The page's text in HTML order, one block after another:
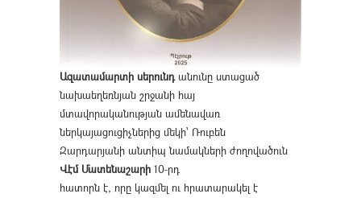
Ազատամարտի սերունդանունը ստացած
նախաեղեռնյան շրջանի հայ
մտավորականության ամենավառ
ներկայացուցիչներից մեկի՝ Ռուբեն
Զարդարյանի անտիպ նամակների ժողովածուն
Վէմ Մատենաշարի 10-րդ
հատորն է, որը կազմել ու հրատարակել է